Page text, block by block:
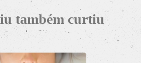
também curtiu